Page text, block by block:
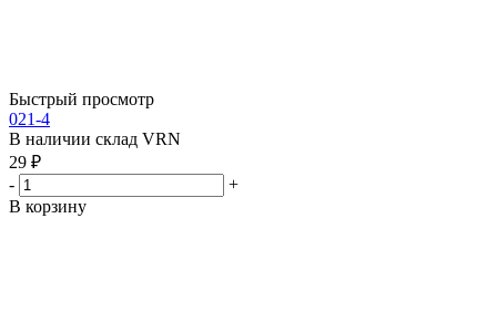
Быстрый просмотр
021-4
В наличии склад VRN
29 ₽
-
+
В корзину